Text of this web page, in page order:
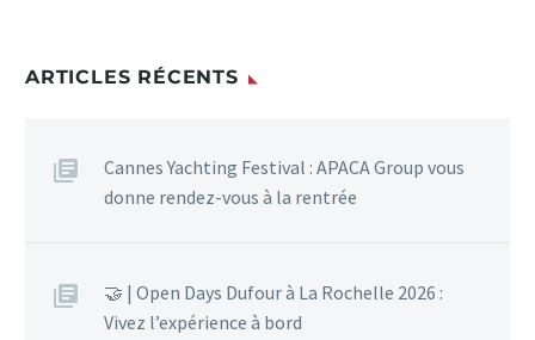
ARTICLES RÉCENTS
Cannes Yachting Festival : APACA Group vous
donne rendez-vous à la rentrée
🤝 | Open Days Dufour à La Rochelle 2026 :
Vivez l’expérience à bord